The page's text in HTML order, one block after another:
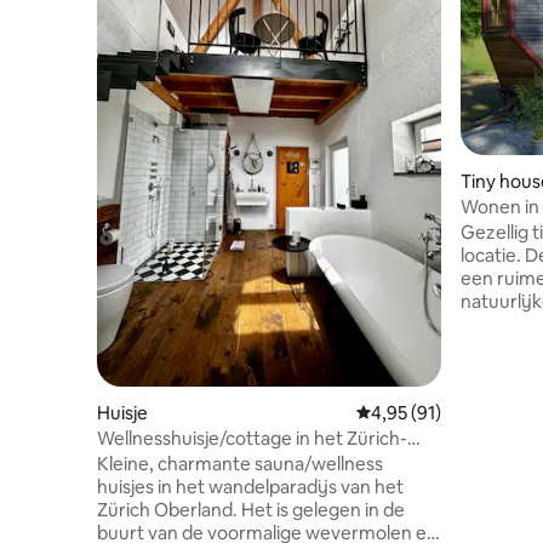
Huisje Gemiddelde
4,95 (91)
Wellnesshuisje/cottage in het Zürich-
Oberland
Kleine, charmante sauna/wellness
huisjes in het wandelparadijs van het
Zürich Oberland. Het is gelegen in de
buurt van de voormalige wevermolen en
Tiny
Wonen
Gezellig
locatie.
een